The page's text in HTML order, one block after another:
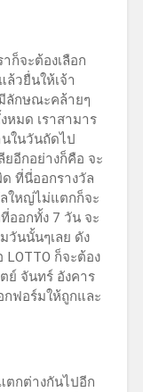
ก็จะต้องเลือก
วยื่นให้เจ้า
ลักษณะคล้ายๆ
หมด เราสามาร
ในวันถัดไป
ยอีกอย่างก็คือ จะ
ที่นี่ออกรางวัล
ใหญ่ไม่แตกก็จะ
ออกทั้ง 7 วัน จะ
วันนั้นๆเลย ดัง
ก็จะต้อง
ย์ จันทร์ อังคาร
กฟอร์มให้ถูกและ
ตกต่างกันไปอีก